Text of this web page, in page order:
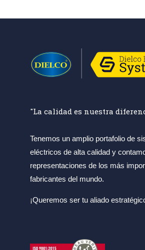
"La calidad es nuestra
Tenemos un amplio portafolio de
eléctricos de alta calidad y
representaciones de los más
fabricantes del mundo.
¡Queremos ser tu aliado